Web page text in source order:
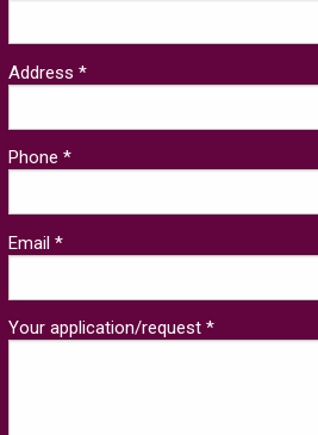
Address *
Phone *
Email *
Your application/request *